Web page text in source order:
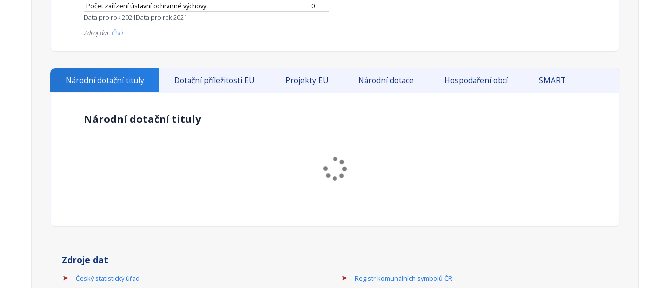
Počet zařízení ústavní ochranné výchovy
0
Data pro rok 2021Data pro rok 2021
Zdroj dat: ČSÚ
Národní dotační tituly Dotační příležitosti EU Projekty EU Národní dotace Hospodaření obcí SMART
Národní dotační tituly
Zdroje dat
Český statistický úřad
Registr komunálních symbolů ČR